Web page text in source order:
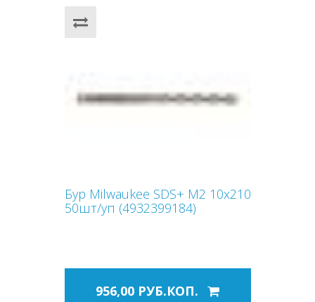
Бур Milwaukee SDS+ M2 10x210
50шт/уп (4932399184)
956,00 РУБ.КОП.